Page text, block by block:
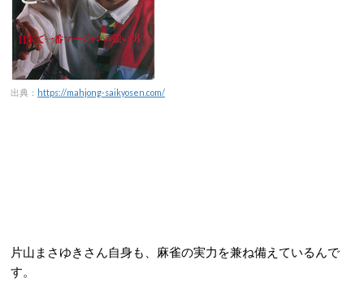
出典： https://mahjong-saikyosen.com/
片山まさゆきさん自身も、麻雀の実力を兼ね備えているんで
す。